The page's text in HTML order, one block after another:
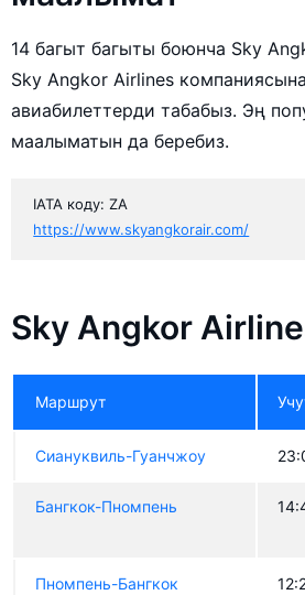
14 багыт багыты боюнча Sky
Sky Angkor Airlines
авиабилеттерди табабыз. Эң
маалыматын да беребиз.
IATA коду: ZA
https://www.skyangkorair.com/
Sky Angkor
Маршрут
Сиануквиль-Гуанчжоу
Бангкок-Пномпень
Пномпень-Бангкок